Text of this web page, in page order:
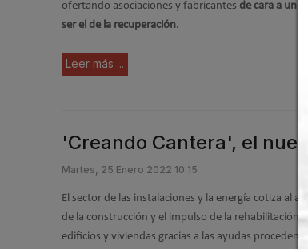
ofertando asociaciones y fabricantes de cara a un
ser el de la recuperación.
Leer más ...
'Creando Cantera', el
Martes, 25 Enero 2022 10:15
El sector de las instalaciones y la energía cotiza al
de la construcción y el impulso de la rehabilitación
edificios y viviendas gracias a las ayudas